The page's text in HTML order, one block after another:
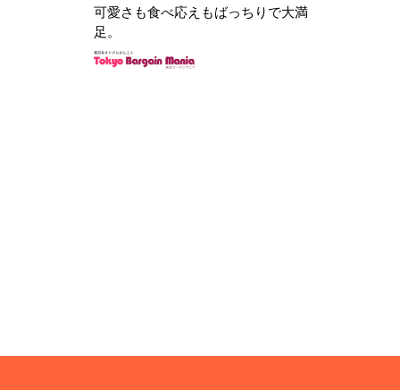
可愛さも食べ応えもばっちりで大満
足。